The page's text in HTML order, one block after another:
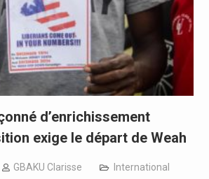
d’enrichissement
exige le départ de Weah
GBAKU Clarisse International